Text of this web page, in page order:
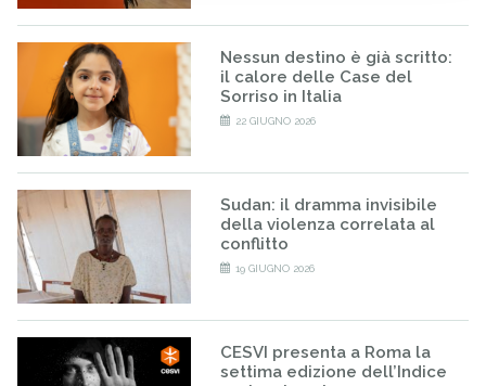
Nessun destino è già scritto:
il calore delle Case del
Sorriso in Italia
22 GIUGNO 2026
Sudan: il dramma invisibile
della violenza correlata al
conflitto
19 GIUGNO 2026
CESVI presenta a Roma la
settima edizione dell’Indice